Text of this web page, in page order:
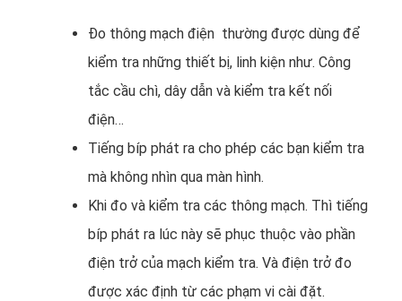
Đo thông mạch điện thường được dùng để
kiểm tra những thiết bị, linh kiện như. Công
tắc cầu chì, dây dẫn và kiểm tra kết nối
điện…
Tiếng bíp phát ra cho phép các bạn kiểm tra
mà không nhìn qua màn hình.
Khi đo và kiểm tra các thông mạch. Thì tiếng
bíp phát ra lúc này sẽ phục thuộc vào phần
điện trở của mạch kiểm tra. Và điện trở đo
được xác định từ các phạm vi cài đặt.